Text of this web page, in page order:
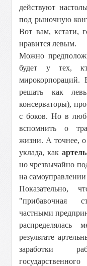
действуют
под рыночную
Вот вам, кстати,
нравится левым.
Можно
будет у тех,
мирокорпораций.
решать как
консерваторы),
с боков. Но в
вспомнить о
жизни. А точнее,
уклада, какартель
но чрезвычайно
на
Показательно,
"прибавочная
частными
результате
заработки